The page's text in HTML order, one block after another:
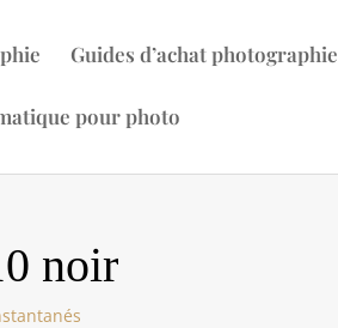
Guides d’achat photographie
pour photo
noir